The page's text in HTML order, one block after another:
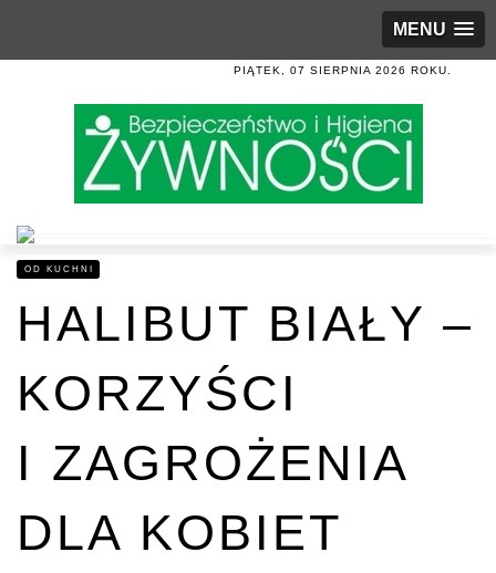
MENU
PIĄTEK, 07 SIERPNIA 2026 ROKU.
OD KUCHNI
HALIBUT BIAŁY –
KORZYŚCI
I ZAGROŻENIA
DLA KOBIET